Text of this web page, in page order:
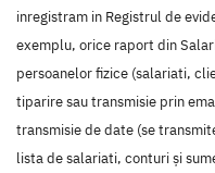
inregistram in Registrul de
exemplu, orice raport din
persoanelor fizice (salariati,
tiparire sau transmisie prin
transmisie de date (se
lista de salariati, conturi și